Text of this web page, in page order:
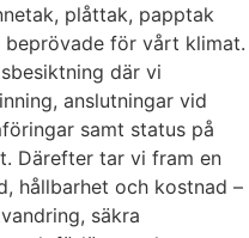
plåttak, papptak
beprövade för vårt klimat.
där vi
anslutningar vid
samt status på
Därefter tar vi fram en
hållbarhet och kostnad –
säkra